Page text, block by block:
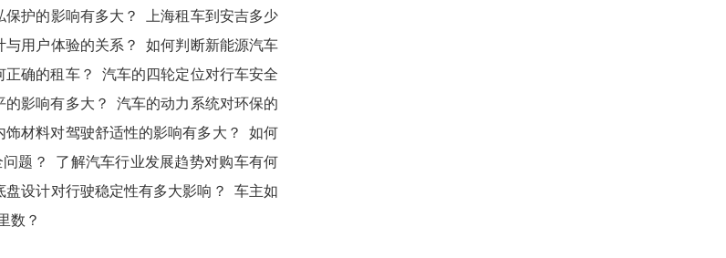
护的影响有多大？
上海租车到安吉多少
用户体验的关系？
如何判断新能源汽车
正确的租车？
汽车的四轮定位对行车安全
影响有多大？
汽车的动力系统对环保的
饰材料对驾驶舒适性的影响有多大？
如何
题？
了解汽车行业发展趋势对购车有何
盘设计对行驶稳定性有多大影响？
车主如
数？